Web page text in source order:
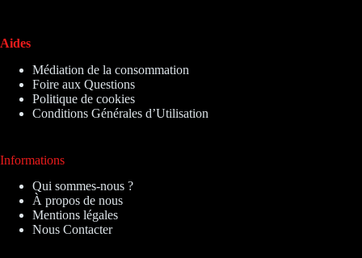
Aides
Médiation de la consommation
Foire aux Questions
Politique de cookies
Conditions Générales d’Utilisation
Informations
Qui sommes-nous ?
À propos de nous
Mentions légales
Nous Contacter